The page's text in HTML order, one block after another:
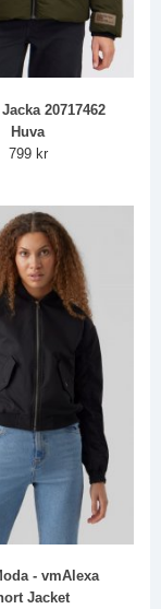
20717462
Huva
799 kr
- vmAlexa
Jacket